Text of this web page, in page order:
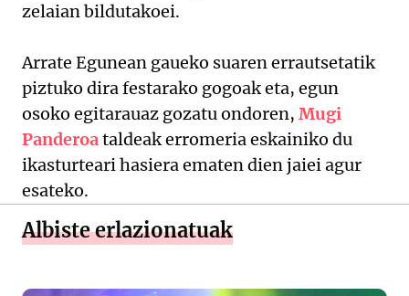
zelaian bildutakoei.
Arrate Egunean gaueko suaren errautsetatik
piztuko dira festarako gogoak eta, egun
osoko egitarauaz gozatu ondoren, Mugi
Panderoataldeak erromeria eskainiko du
ikasturteari hasiera ematen dien jaiei agur
esateko.
Albiste erlazionatuak